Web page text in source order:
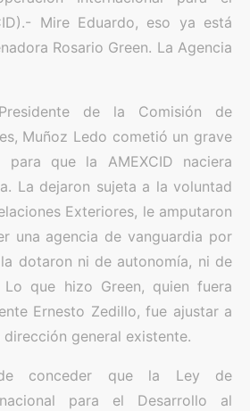
Mire Eduardo, eso ya está
Rosario Green. La Agencia
de la Comisión de
Muñoz Ledo cometió un grave
que la AMEXCID naciera
La dejaron sujeta a la voluntad
Exteriores, le amputaron
una agencia de vanguardia por
dotaron ni de autonomía, ni de
que hizo Green, quien fuera
Ernesto Zedillo, fue ajustar a
general existente.
conceder que la Ley de
para el Desarrollo al